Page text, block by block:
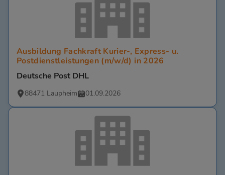
Ausbildung Fachkraft Kurier-, Express- u.
Postdienstleistungen (m/w/d) in 2026
Deutsche Post DHL
88471 Laupheim 01.09.2026